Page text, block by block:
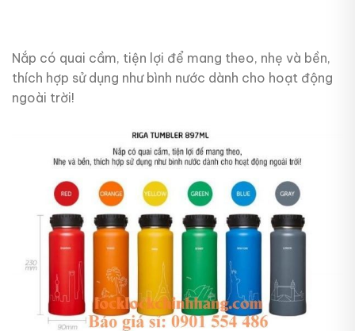
Nắp có quai cầm, tiện lợi để mang theo, nhẹ và bền,
thích hợp sử dụng như bình nước dành cho hoạt động
ngoài trời!